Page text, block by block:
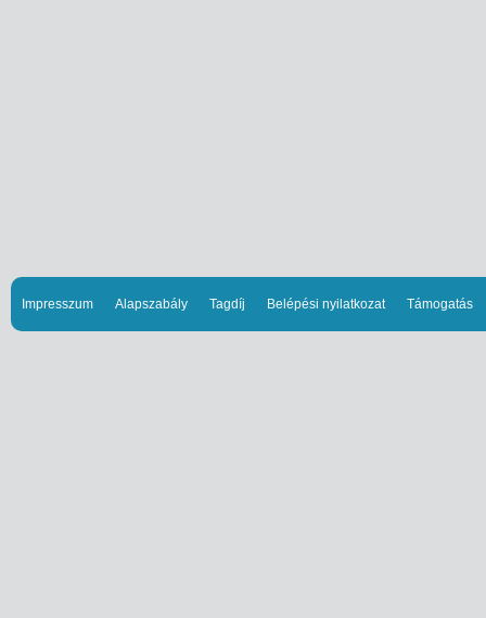
Impresszum Alapszabály Tagdíj Belépési nyilatkozat Támogatás